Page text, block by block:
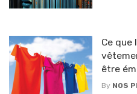
Ce que
être
By NOS